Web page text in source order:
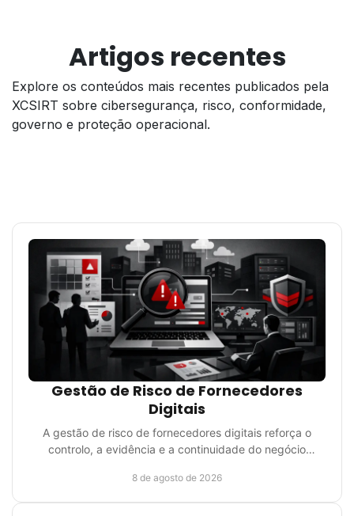
Artigos recentes
Explore os conteúdos mais recentes publicados pela
XCSIRT sobre cibersegurança, risco, conformidade,
governo e proteção operacional.
Gestão de Risco de Fornecedores
Digitais
A gestão de risco de fornecedores digitais reforça o
controlo, a evidência e a continuidade do negócio
8 de agosto de 2026